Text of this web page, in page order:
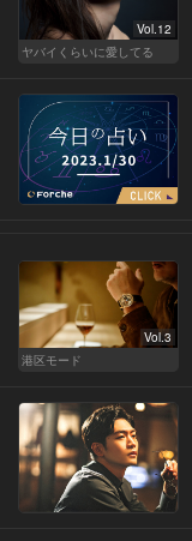
Vol.12
ヤバイくらいに愛してる
Vol.3
港区モード